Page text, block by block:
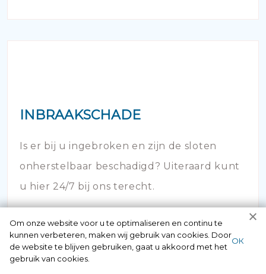
INBRAAKSCHADE
Is er bij u ingebroken en zijn de sloten
onherstelbaar beschadigd? Uiteraard kunt
u hier 24/7 bij ons terecht.
Om onze website voor u te optimaliseren en continu te
kunnen verbeteren, maken wij gebruik van cookies. Door
de website te blijven gebruiken, gaat u akkoord met het
gebruik van cookies.
ОК